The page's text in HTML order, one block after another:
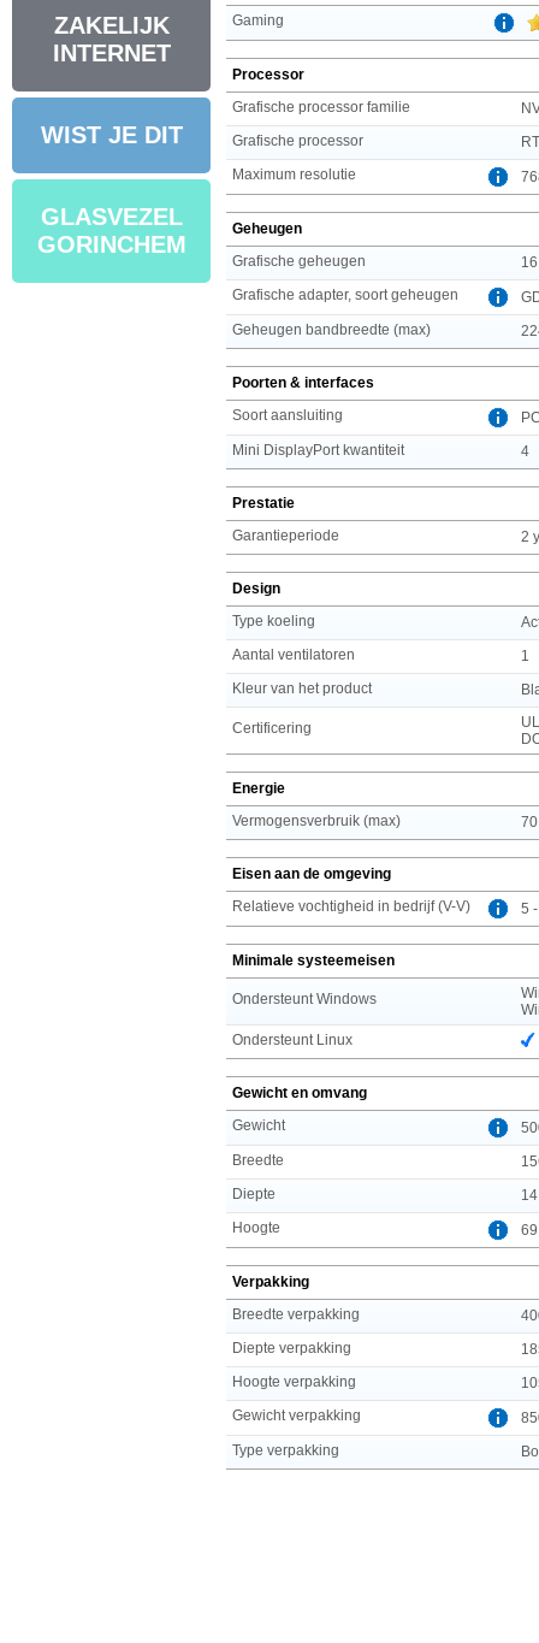
ZAKELIJK
INTERNET
WIST JE DIT
GLASVEZEL
GORINCHEM
Gaming
Processor
Grafische processor familie
Grafische processor
Maximum resolutie
Geheugen
Grafische geheugen
Grafische adapter, soort geheugen
Geheugen bandbreedte (max)
Poorten & interfaces
Soort aansluiting
Mini DisplayPort kwantiteit
4
Prestatie
Garantieperiode
2
Design
Type koeling
Aantal ventilatoren
1
Kleur van het product
Certificering
Energie
Vermogensverbruik (max)
Eisen aan de omgeving
Relatieve vochtigheid in bedrijf (V-V)
5
Minimale systeemeisen
Ondersteunt Windows
Ondersteunt Linux
Gewicht en omvang
Gewicht
Breedte
Diepte
Hoogte
Verpakking
Breedte verpakking
Diepte verpakking
Hoogte verpakking
Gewicht verpakking
Type verpakking